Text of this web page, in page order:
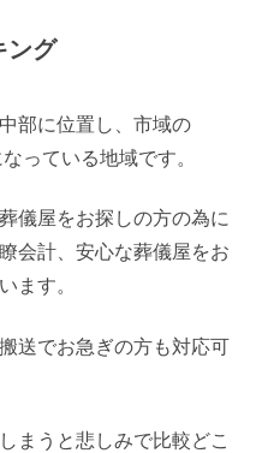
ング
部に位置し、市域の
っている地域です。
儀屋をお探しの方の為に
会計、安心な葬儀屋をお
ます。
送でお急ぎの方も対応可
まうと悲しみで比較どこ